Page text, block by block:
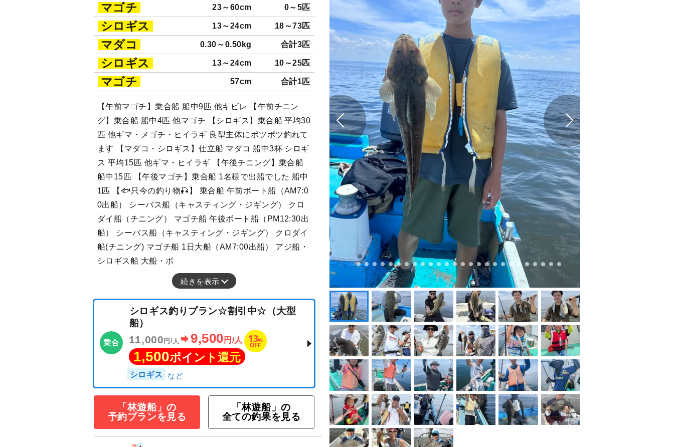
マゴチ 23～60cm 0～5匹
シロギス 13～24cm 18～73匹
マダコ 0.30～0.50kg 合計3匹
シロギス 13～24cm 10～25匹
マゴチ 57cm 合計1匹
【午前マゴチ】乗合船 船中9匹 他キビレ 【午前チニン
グ】乗合船 船中4匹 他マゴチ 【シロギス】乗合船 平均30
匹 他ギマ・メゴチ・ヒイラギ 良型主体にポツポツ釣れて
ます 【マダコ・シロギス】仕立船 マダコ 船中3杯 シロギ
ス 平均15匹 他ギマ・ヒイラギ 【午後チニング】乗合船
船中15匹 【午後マゴチ】乗合船 1名様で出船でした 船中
1匹 【🐟只今の釣り物🎣】 乗合船 午前ボート船（AM7:0
0出船） シーバス船（キャスティング・ジギング） クロ
ダイ船（チニング） マゴチ船 午後ボート船（PM12:30出
船） シーバス船（キャスティング・ジギング） クロダイ
船(チニング) マゴチ船 1日大船（AM7:00出船） アジ船・
シロギス船 大船・ボ
続きを表示
乗合
シロギス釣りプラン☆割引中☆（大型
船）
11,000 9,500円/人 %
OFF
1,500ポイント還元
シロギス
「林遊船」の
予約プランを見る
「林遊船」の
全ての釣果を見る